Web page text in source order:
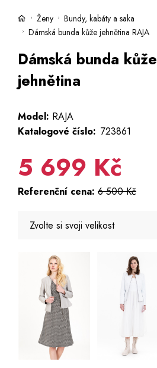
Ženy
Bundy, kabáty a saka
Dámská bunda kůže jehnětina RAJA
Dámská bunda kůže
jehnětina
Model: RAJA
Katalogové číslo: 723861
5 699 Kč
Referenční cena: 6 500 Kč
Zvolte si svoji velikost
36
38
40